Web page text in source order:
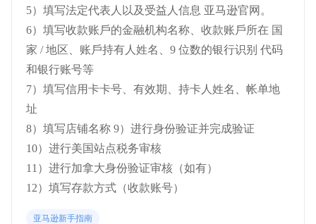
5）填写法定代表⼈以及受益⼈信息 亚⻢逊官⽹。
6）填写收款账⼾的⾦融机构名称、收款账⼾所在 国
家 / 地区、账⼾持有⼈姓名、9 位数的银⾏识别 代码
和银⾏账号等
7）填写信⽤卡卡号、有效期、持卡⼈姓名、帐单地
址
8）填写店铺名称 9）进⾏⾝份验证并完成验证
10）进⾏美国站点税务审核
11）进⾏加拿⼤⾝份验证审核（如有）
12）填写存款⽅式（收款账号）
亚马逊新手指南